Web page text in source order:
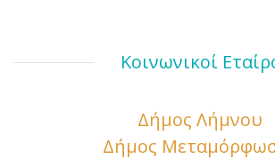
Κοινωνικοί
Δήμος Λήμνου
Δήμος